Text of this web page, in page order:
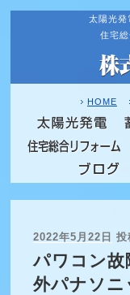
太陽光発
住宅
HOME
投
稿
日:
2022年5月22日 投
パワコン
外パナソニ